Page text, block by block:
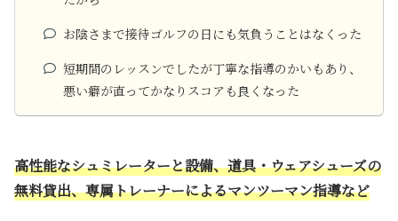
お陰さまで接待ゴルフの日にも気負うことはなくった
短期間のレッスンでしたが丁寧な指導のかいもあり、
悪い癖が直ってかなりスコアも良くなった
高性能なシュミレーターと設備、道具・ウェアシューズの
無料貸出、専属トレーナーによるマンツーマン指導など